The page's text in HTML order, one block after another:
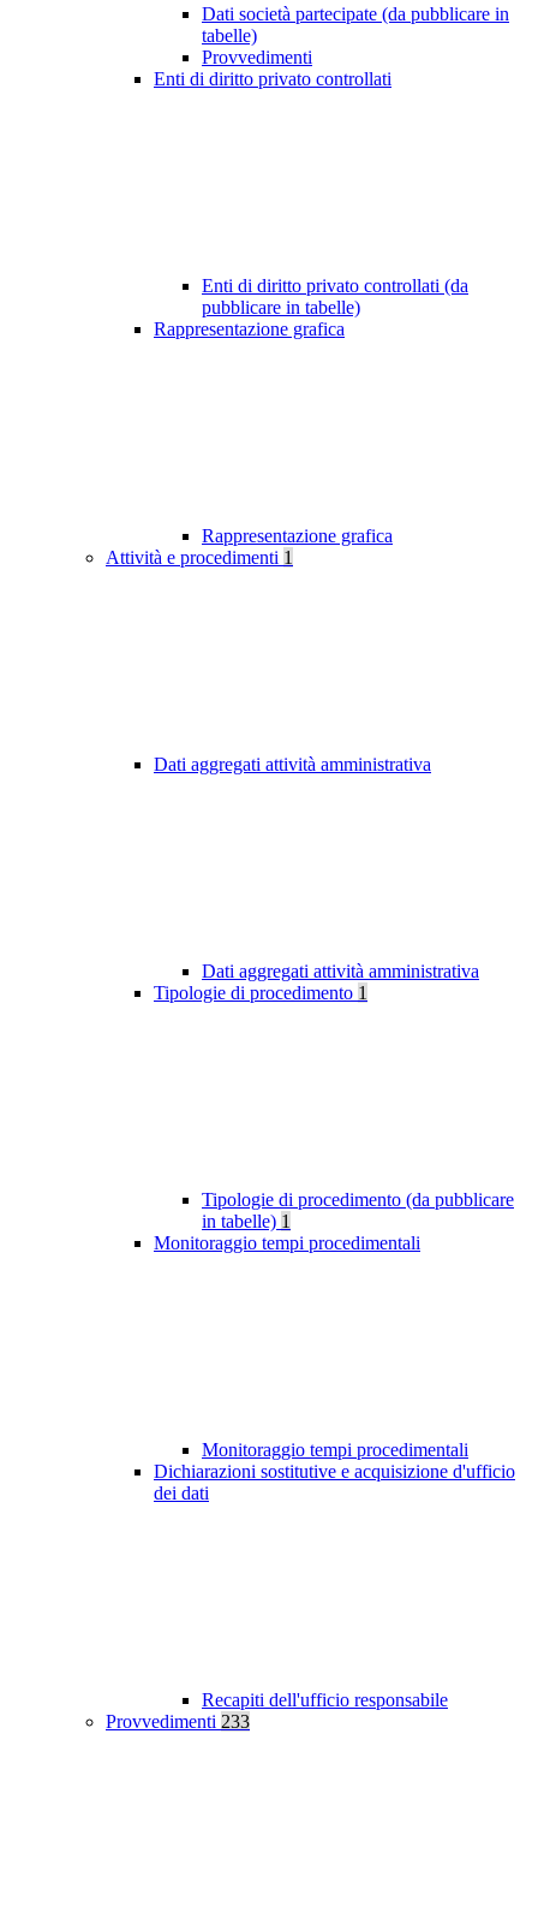
Dati società partecipate (da pubblicare in
tabelle)
Provvedimenti
Enti di diritto privato controllati
Enti di diritto privato controllati (da
pubblicare in tabelle)
Rappresentazione grafica
Rappresentazione grafica
Attività e procedimenti 1
Dati aggregati attività amministrativa
Dati aggregati attività amministrativa
Tipologie di procedimento 1
Tipologie di procedimento (da pubblicare
in tabelle) 1
Monitoraggio tempi procedimentali
Monitoraggio tempi procedimentali
Dichiarazioni sostitutive e acquisizione d'ufficio
dei dati
Recapiti dell'ufficio responsabile
Provvedimenti 233